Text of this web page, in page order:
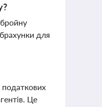
для
Це